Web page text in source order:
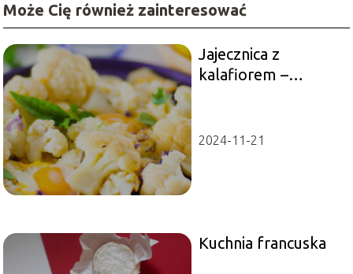
Może Cię również zainteresować
Jajecznica z
kalafiorem –
2024-11-21
Kuchnia francuska